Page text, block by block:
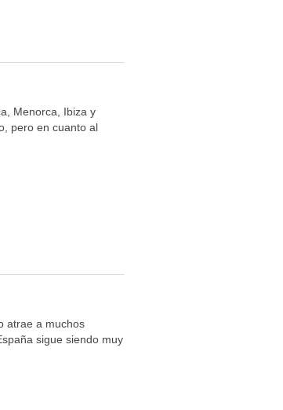
Menorca, Ibiza y
pero en cuanto al
atrae a muchos
sigue siendo muy